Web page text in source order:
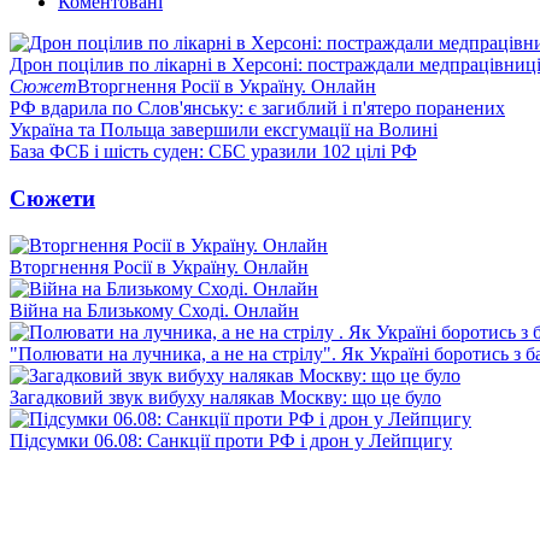
Дрон поцілив по лікарні в Херсоні: постраждали медпрацівниці
СюжетВторгнення Росії в Україну. Онлайн
РФ вдарила по Слов'янську: є загиблий і п'ятеро поранених
Україна та Польща завершили ексгумації на Волині
База ФСБ і шість суден: СБС уразили 102 цілі РФ
Сюжети
Вторгнення Росії в Україну. Онлайн
Війна на Близькому Сході. Онлайн
"Полювати на лучника, а не на стрілу". Як Україні боротись з
Загадковий звук вибуху налякав Москву: що це було
Підсумки 06.08: Санкції проти РФ і дрон у Лейпцигу